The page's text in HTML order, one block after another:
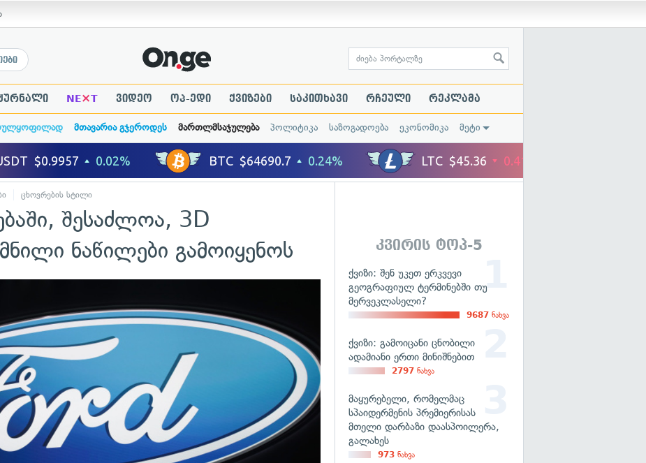
NE×T ვიდეო ოპ-ედი ქვიზები საკითხავი რჩეული რეკლამა
მთავარია გჯეროდეს მართლმსაჯულება პოლიტიკა საზოგადოება ეკონომიკა მეტი
ცხოვრების სტილი
შესაძლოა, 3D
ნაწილები გამოიყენოს
კვირის ტოპ-5
ქვიზი: შენ უკეთ ერკვევი
გეოგრაფიულ ტერმინებში თუ
მერვეკლასელი?
9687 ნახვა
ქვიზი: გამოიცანი ცნობილი
ადამიანი ერთი მინიშნებით
2797 ნახვა
მაყურებელი, რომელმაც
სპაიდერმენის პრემიერისას
მთელი დარბაზი დაასპოილერა,
გალახეს
973 ნახვა